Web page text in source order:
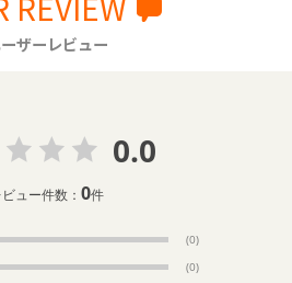
ザーレビュー
0.0
ビュー件数：0件
(0)
(0)